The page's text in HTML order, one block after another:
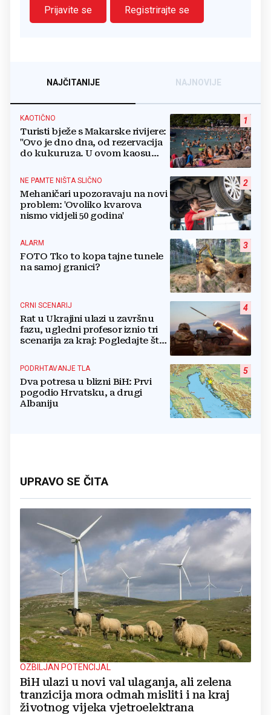
Prijavite se
Registrirajte se
NAJČITANIJE NAJNOVIJE
1
KAOTIČNO
Turisti bježe s Makarske rivijere:
"Ovo je dno dna, od rezervacija
do kukuruza. U ovom kaosu
2
NE PAMTE NIŠTA SLIČNO
Mehaničari upozoravaju na novi
problem: 'Ovoliko kvarova
nismo vidjeli 50 godina'
3
ALARM
FOTO Tko to kopa tajne tunele
na samoj granici?
4
CRNI SCENARIJ
Rat u Ukrajini ulazi u završnu
fazu, ugledni profesor iznio tri
scenarija za kraj: Pogledajte što
5
PODRHTAVANJE TLA
Dva potresa u blizni BiH: Prvi
pogodio Hrvatsku, a drugi
Albaniju
UPRAVO SE ČITA
OZBILJAN POTENCIJAL
BiH ulazi u novi val ulaganja, ali zelena
tranzicija mora odmah misliti i na kraj
životnog vijeka vjetroelektrana